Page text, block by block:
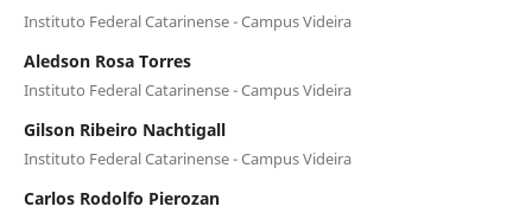
Instituto Federal Catarinense - Campus Videira
Aledson Rosa Torres
Instituto Federal Catarinense - Campus Videira
Gilson Ribeiro Nachtigall
Instituto Federal Catarinense - Campus Videira
Carlos Rodolfo Pierozan